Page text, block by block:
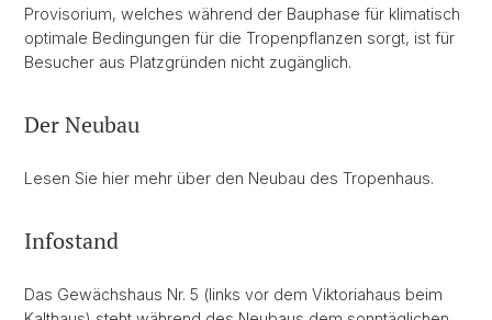
Provisorium, welches während der Bauphase für klimatisch
optimale Bedingungen für die Tropenpflanzen sorgt, ist für
Besucher aus Platzgründen nicht zugänglich.
Der Neubau
Lesen Sie hier mehr über den Neubau des Tropenhaus.
Infostand
Das Gewächshaus Nr. 5 (links vor dem Viktoriahaus beim